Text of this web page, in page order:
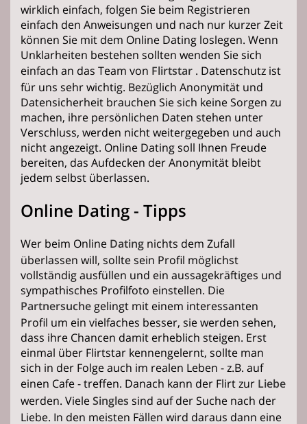
wirklich einfach, folgen Sie beim Registrieren
einfach den Anweisungen und nach nur kurzer Zeit
können Sie mit dem Online Dating loslegen. Wenn
Unklarheiten bestehen sollten wenden Sie sich
einfach an das Team von Flirtstar . Datenschutz ist
für uns sehr wichtig. Bezüglich Anonymität und
Datensicherheit brauchen Sie sich keine Sorgen zu
machen, ihre persönlichen Daten stehen unter
Verschluss, werden nicht weitergegeben und auch
nicht angezeigt. Online Dating soll Ihnen Freude
bereiten, das Aufdecken der Anonymität bleibt
jedem selbst überlassen.
Online Dating - Tipps
Wer beim Online Dating nichts dem Zufall
überlassen will, sollte sein Profil möglichst
vollständig ausfüllen und ein aussagekräftiges und
sympathisches Profilfoto einstellen. Die
Partnersuche gelingt mit einem interessanten
Profil um ein vielfaches besser, sie werden sehen,
dass ihre Chancen damit erheblich steigen. Erst
einmal über Flirtstar kennengelernt, sollte man
sich in der Folge auch im realen Leben - z.B. auf
einen Cafe - treffen. Danach kann der Flirt zur Liebe
werden. VieleSingles sind auf der Suche nach der
Liebe. In den meisten Fällen wird daraus dann eine